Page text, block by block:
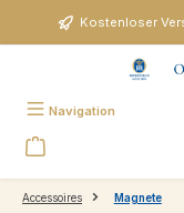
Zum Hauptinhalt springen
Kostenloser
Navigation
Accessoires Magnete